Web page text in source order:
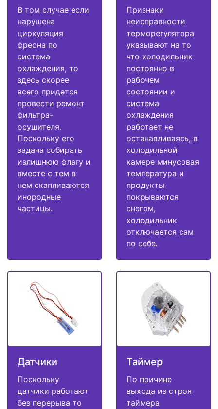
В том случае если
нарушена
циркуляция
фреона по
система
охлаждения, то
здесь скорее
всего придется
провести ремонт
фильтра-
осушителя.
Поскольку его
задача собирать
излишнюю флагу и
вместе с тем в
нем скапливаются
инородные
частицы.
Признаки
неисправности
терморегулятора
указывают на то
что холодильник
постоянно в
рабочем
состоянии и
система
охлаждения
работает не
останавливаясь, в
холодильной
камере минусовая
температура и
продукты
покрываются
снегом,
холодильник
отключается сам
по себе.
Датчики
Поскольку
датчики работают
без перерыва то
Таймер
По причине
выхода из строя
таймера